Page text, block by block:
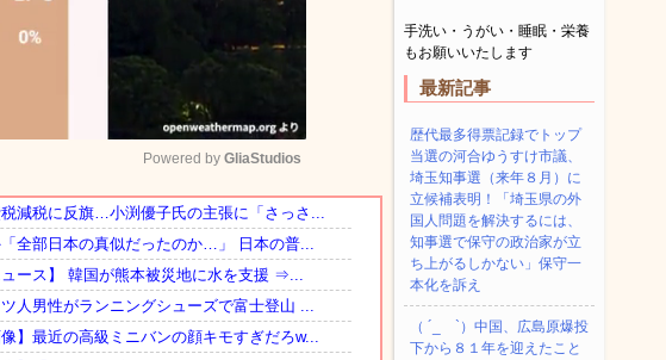
Mute
Powered by GliaStudios
手洗い・うがい・睡眠・栄養
もお願いいたします
最新記事
歴代最多得票記録でトップ
当選の河合ゆうすけ市議、
埼玉知事選（来年８月）に
立候補表明！「埼玉県の外
国人問題を解決するには、
知事選で保守の政治家が立
ち上がるしかない」保守一
本化を訴え
（ ´_ゝ`）中国、広島原爆投
下から８１年を迎えたこと